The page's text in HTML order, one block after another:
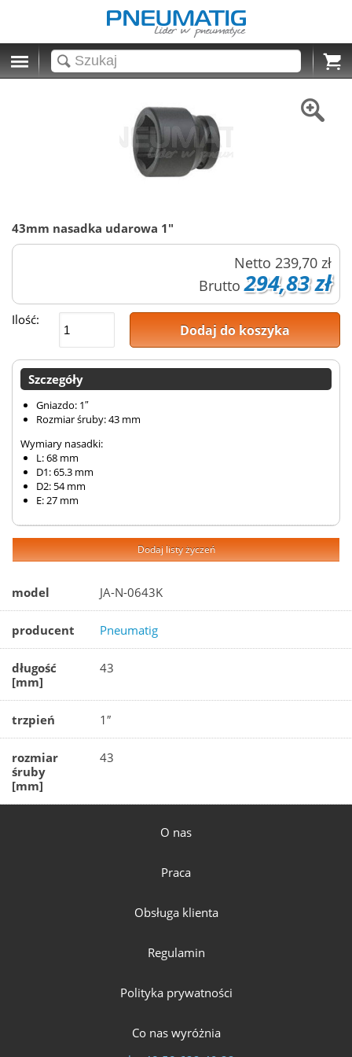
Cart
43mm nasadka udarowa 1"
Netto 239,70 zł
Brutto 294,83 zł
Ilość:
Dodaj do koszyka
Szczegóły
Gniazdo: 1″
Rozmiar śruby: 43 mm
Wymiary nasadki:
L: 68 mm
D1: 65.3 mm
D2: 54 mm
E: 27 mm
Dodaj listy życzeń
model JA-N-0643K
producent Pneumatig
długość
[mm]
43
trzpień 1″
rozmiar
śruby
[mm]
43
O nas
Praca
Obsługa klienta
Regulamin
Polityka prywatności
Co nas wyróżnia